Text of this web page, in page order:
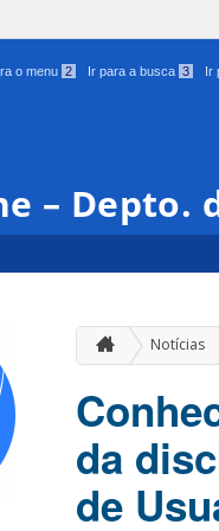
o menu 2 Ir para a busca 3 Ir
– Depto.
Notícias
da
de